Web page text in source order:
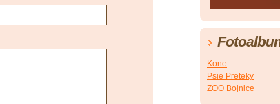
Kone
Psie Preteky
ZOO Bojnice